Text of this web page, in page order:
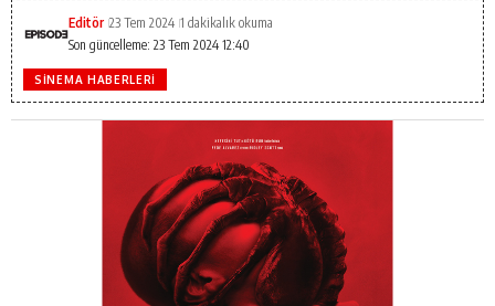
Son güncelleme: 23 Tem 2024 12:40
Editör 23 Tem 2024 1 dakikalık okuma
SINEMA HABERLERI